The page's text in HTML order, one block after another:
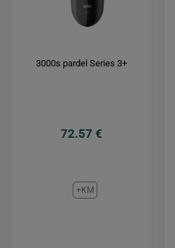
3000s pardel Series 3+
72.57 €
+KM